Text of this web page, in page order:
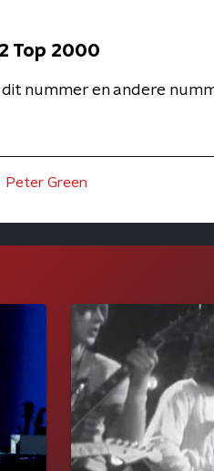
Top 2000
nummer en andere
Peter Green